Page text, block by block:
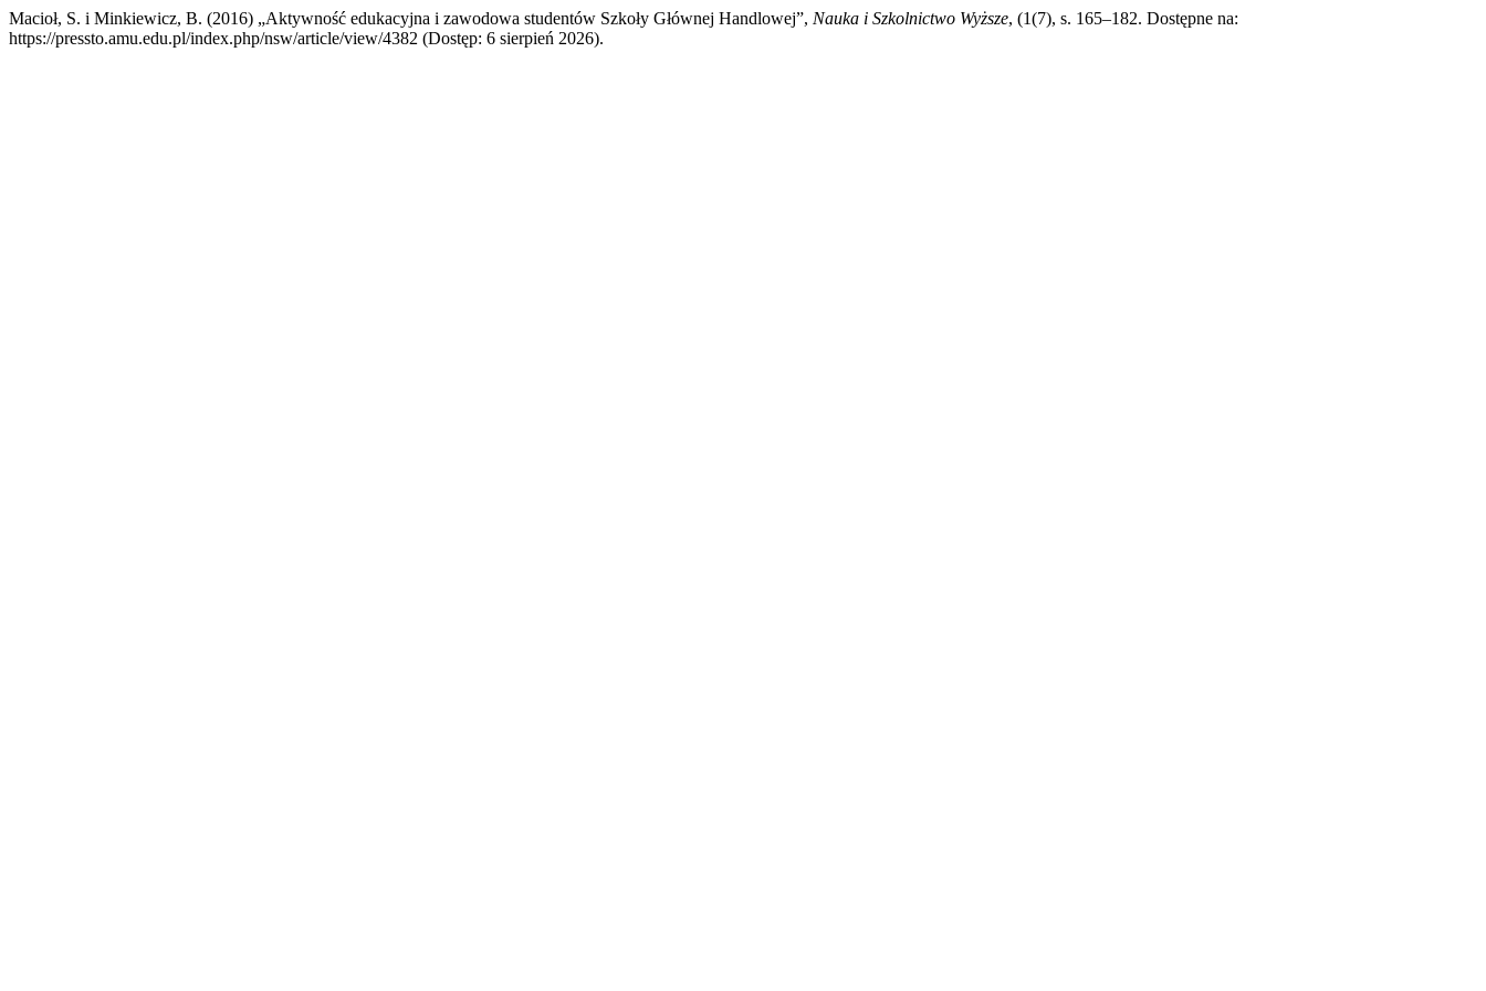
Macioł, S. i Minkiewicz, B. (2016) „Aktywność edukacyjna i zawodowa studentów Szkoły Głównej Handlowej”, Nauka i Szkolnictwo Wyższe, (1(7), s. 165–182. Dostępne na:
https://pressto.amu.edu.pl/index.php/nsw/article/view/4382 (Dostęp: 6 sierpień 2026).